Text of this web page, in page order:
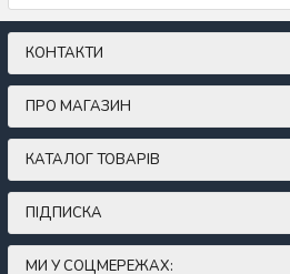
КОНТАКТИ
ПРО МАГАЗИН
КАТАЛОГ ТОВАРІВ
ПІДПИСКА
МИ У СОЦМЕРЕЖАХ: